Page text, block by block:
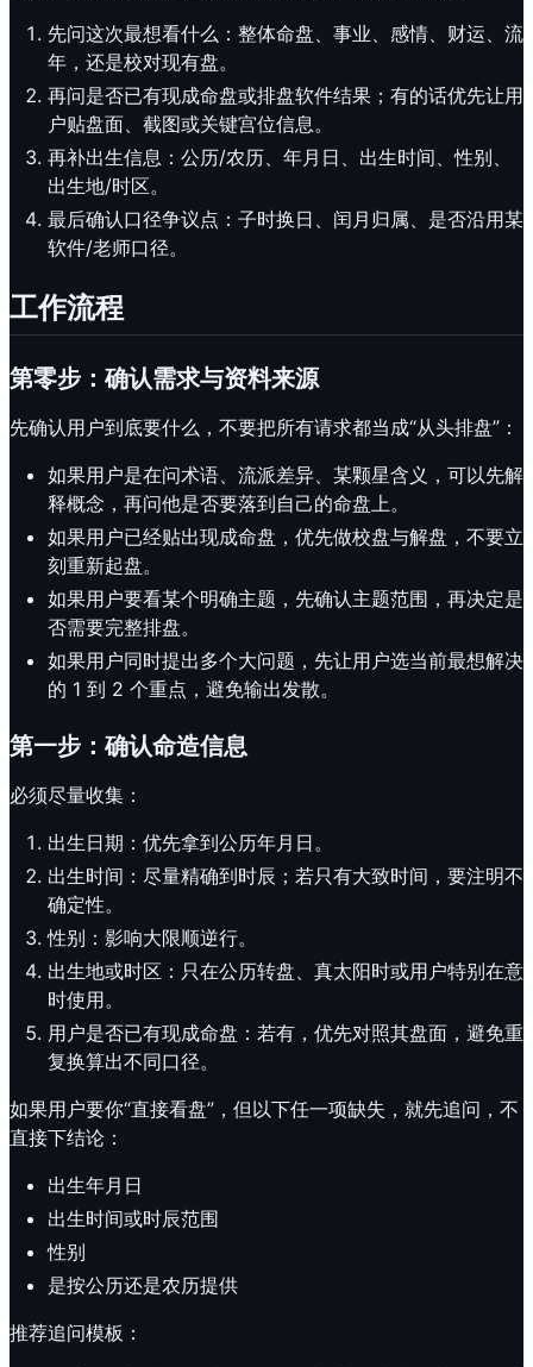
先问这次最想看什么：整体命盘、事业、感情、财运、流
年，还是校对现有盘。
再问是否已有现成命盘或排盘软件结果；有的话优先让用
户贴盘面、截图或关键宫位信息。
再补出生信息：公历/农历、年月日、出生时间、性别、
出生地/时区。
最后确认口径争议点：子时换日、闰月归属、是否沿用某
软件/老师口径。
工作流程
第零步：确认需求与资料来源
先确认用户到底要什么，不要把所有请求都当成“从头排盘”：
如果用户是在问术语、流派差异、某颗星含义，可以先解
释概念，再问他是否要落到自己的命盘上。
如果用户已经贴出现成命盘，优先做校盘与解盘，不要立
刻重新起盘。
如果用户要看某个明确主题，先确认主题范围，再决定是
否需要完整排盘。
如果用户同时提出多个大问题，先让用户选当前最想解决
的 1 到 2 个重点，避免输出发散。
第一步：确认命造信息
必须尽量收集：
出生日期：优先拿到公历年月日。
出生时间：尽量精确到时辰；若只有大致时间，要注明不
确定性。
性别：影响大限顺逆行。
出生地或时区：只在公历转盘、真太阳时或用户特别在意
时使用。
用户是否已有现成命盘：若有，优先对照其盘面，避免重
复换算出不同口径。
如果用户要你“直接看盘”，但以下任一项缺失，就先追问，不
直接下结论：
出生年月日
出生时间或时辰范围
性别
是按公历还是农历提供
推荐追问模板：